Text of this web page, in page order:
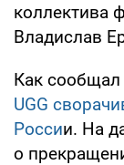
коллектива
Владислав
Как сообщал
UGG
России. На
о